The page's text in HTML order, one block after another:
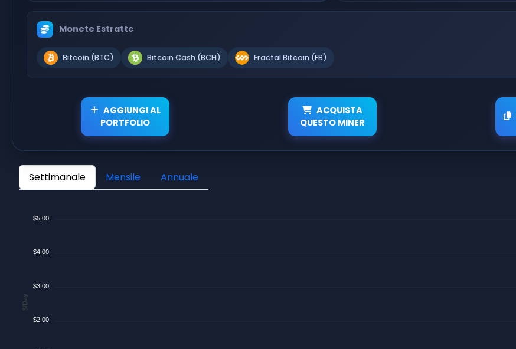
Monete Estratte
Bitcoin (BTC) Bitcoin Cash (BCH) Fractal Bitcoin (FB)
AGGIUNGI AL
PORTFOLIO
ACQUISTA
QUESTO MINER
Settimanale Mensile Annuale
$5.00
$4.00
$3.00
$2.00
$/Day